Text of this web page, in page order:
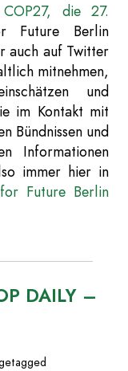
COP27, die 27.
Future Berlin
auch auf Twitter
mitnehmen,
und
im Kontakt mit
Bündnissen und
Informationen
immer hier in
Future Berlin
DAILY –